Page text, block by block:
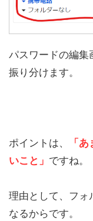
パスワードの編集
振り分けます。
ポイントは、
「
いこと」 ですね。
理由として、フォ
なるからです。